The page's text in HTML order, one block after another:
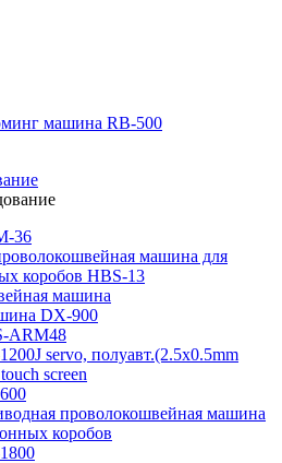
машина RB-500
36
машина для
коробов HBS-13
машина
DX-900
ARM48
servo, полуавт.(2.5x0.5mm
screen
проволокошвейная машина
коробов